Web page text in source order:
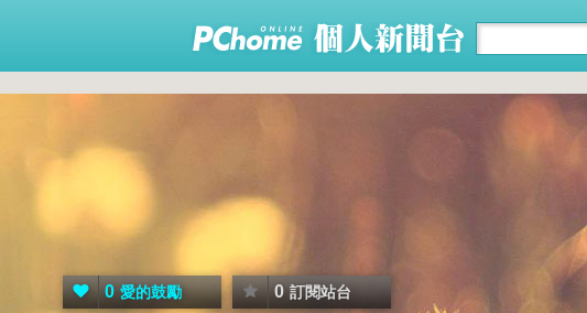
0 愛的鼓勵 0 訂閱站台